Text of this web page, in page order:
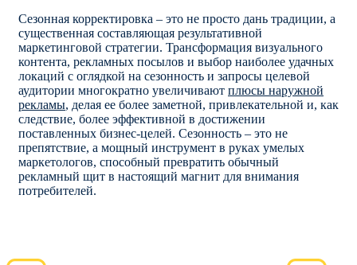
Сезонная корректировка – это не просто дань традиции, а
существенная составляющая результативной
маркетинговой стратегии. Трансформация визуального
контента, рекламных посылов и выбор наиболее удачных
локаций с оглядкой на сезонность и запросы целевой
аудитории многократно увеличивают плюсы наружной
рекламы, делая ее более заметной, привлекательной и, как
следствие, более эффективной в достижении
поставленных бизнес-целей. Сезонность – это не
препятствие, а мощный инструмент в руках умелых
маркетологов, способный превратить обычный
рекламный щит в настоящий магнит для внимания
потребителей.